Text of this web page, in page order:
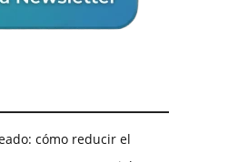
cómo reducir el